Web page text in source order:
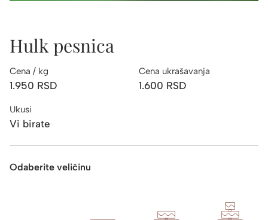
Hulk pesnica
Cena / kg
1.950 RSD
Cena ukrašavanja
1.600 RSD
Ukusi
Vi birate
Odaberite veličinu